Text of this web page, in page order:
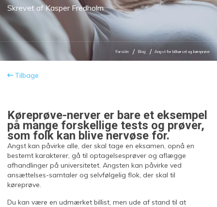
Skrevet af Kasper Fredholm
Forside Blog Angst for bilkørsel og køreprøve
Tilbage
Køreprøve-nerver er bare et eksempel
på mange forskellige tests og prøver,
som folk kan blive nervøse for.
Angst kan påvirke alle, der skal tage en eksamen, opnå en
bestemt karakterer, gå til optagelsesprøver og aflægge
afhandlinger på universitetet. Angsten kan påvirke ved
ansættelses-samtaler og selvfølgelig flok, der skal til
køreprøve.
Du kan være en udmærket billist, men ude af stand til at